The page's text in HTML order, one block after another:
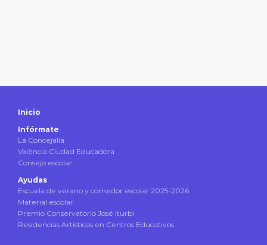
Inicio
Infórmate
La Concejalía
València Ciudad Educadora
Consejo escolar
Ayudas
Escuela de verano y comedor escolar 2025-2026
Material escolar
Premio Conservatorio José Iturbi
Residencias Artísticas en Centros Educativos